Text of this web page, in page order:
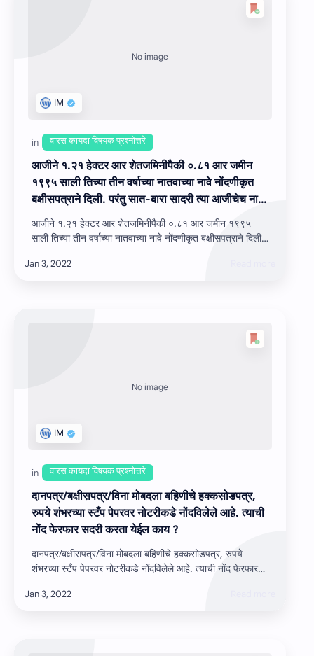
आजीने १.२१ हेक्‍टर आर शेतजमिनीपैकी ०.८१ आर जमीन
१९९५ साली तिच्‍या तीन वर्षाच्‍या नातवाच्या नावे नोंदणीकृत
बक्षीसपत्राने दिली. परंतु सात-बारा सादरी त्या आजीचेच नाव
कायम राहिले व जमीन त्‍या नातवाच्‍या वडीलांच्या ताब्यात
राहिली. १९ वर्षानंतर सन २०१४ मध्‍ये त्याच आजीबाईने तिचे
वडील) याला नोंदणीकृत मृत्युपत्रान्वये दिले. आजी मयत
आजीने १.२१ हेक्‍टर आर शेतजमिनीपैकी ०.८१ आर जमीन १९९५
साली तिच्‍या तीन वर्षाच्‍या नातवाच्या नावे नोंदणीकृत बक्षीसपत्राने दिली.
दानपत्र/बक्षीसपत्र/विना मोबदला बहिणीचे हक्कसोडपत्र,
रुपये शंभरच्‍या स्‍टँप पेपरवर नोटरीकडे नोंदविलेले आहे. त्‍याची
नोंद फेरफार सदरी करता येईल काय ?
दानपत्र/बक्षीसपत्र/विना मोबदला बहिणीचे हक्कसोडपत्र, रुपये
शंभरच्‍या स्‍टँप पेपरवर नोटरीकडे नोंदविलेले आहे. त्‍याची नोंद फेरफार